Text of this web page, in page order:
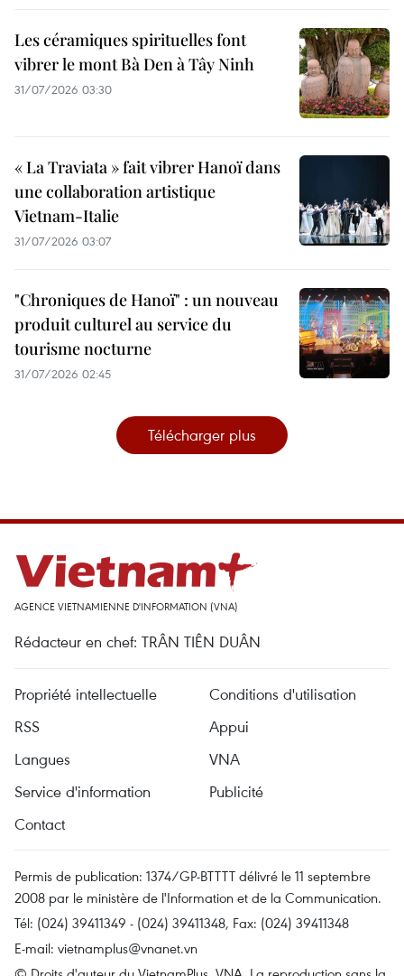
Les céramiques spirituelles font
vibrer le mont Bà Den à Tây Ninh
31/07/2026 03:30
« La Traviata » fait vibrer Hanoï dans
une collaboration artistique
Vietnam-Italie
31/07/2026 03:07
"Chroniques de Hanoï" : un nouveau
produit culturel au service du
tourisme nocturne
31/07/2026 02:45
Télécharger plus
AGENCE VIETNAMIENNE D'INFORMATION (VNA)
Rédacteur en chef: TRÂN TIÊN DUÂN
Propriété intellectuelle
Conditions d'utilisation
RSS
Appui
Langues
VNA
Service d'information
Publicité
Contact
Permis de publication: 1374/GP-BTTTT délivré le 11 septembre
2008 par le ministère de l'Information et de la Communication.
Tél: (024) 39411349 - (024) 39411348, Fax: (024) 39411348
E-mail: vietnamplus@vnanet.vn